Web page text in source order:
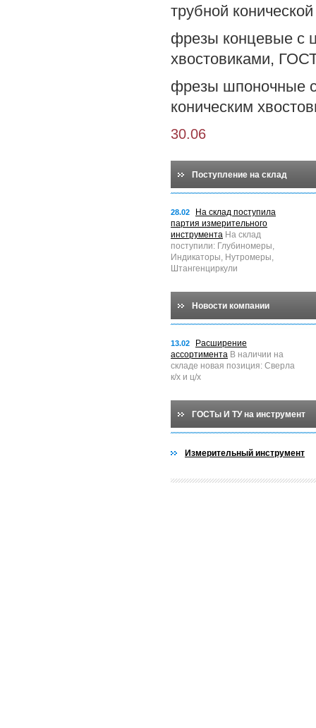
трубной
фрезы концевые с
хвостовиками,
фрезы шпоночные
коническим
30.06
Поступление на склад
28.02
На склад поступила
партия измерительного
инструмента На склад
поступили: Глубиномеры,
Индикаторы, Нутромеры,
Штангенциркули
Новости компании
13.02
Расширение
ассортимента В наличии на
складе новая позиция: Сверла
к/х и ц/х
ГОСТы И ТУ на инструмент
Измерительный инструмент